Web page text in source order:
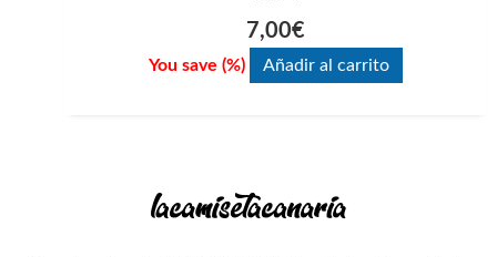
7,00€
You save (%) Añadir al carrito